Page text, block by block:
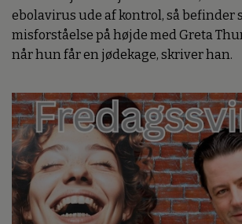
ebolavirus ude af kontrol, så befinder
misforståelse på højde med Greta
når hun får en jødekage, skriver han.